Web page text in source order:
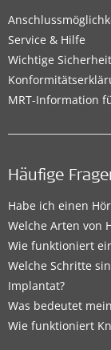
Service & Hilfe
Wichtige
MRT-Information
Häufige
Habe ich einen
Welche Arten von
Wie funktioniert
Welche Schritte
Implantat?
Was bedeutet
Wie funktioniert